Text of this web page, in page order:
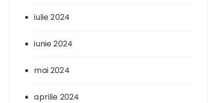
iulie 2024
iunie 2024
mai 2024
aprilie 2024